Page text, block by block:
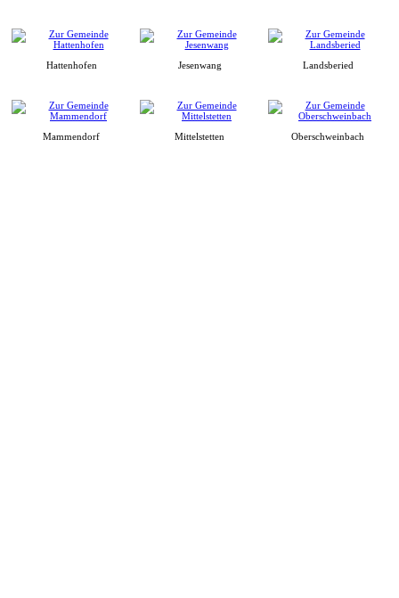
Hattenhofen Jesenwang Landsberied
Mammendorf Mittelstetten Oberschweinbach